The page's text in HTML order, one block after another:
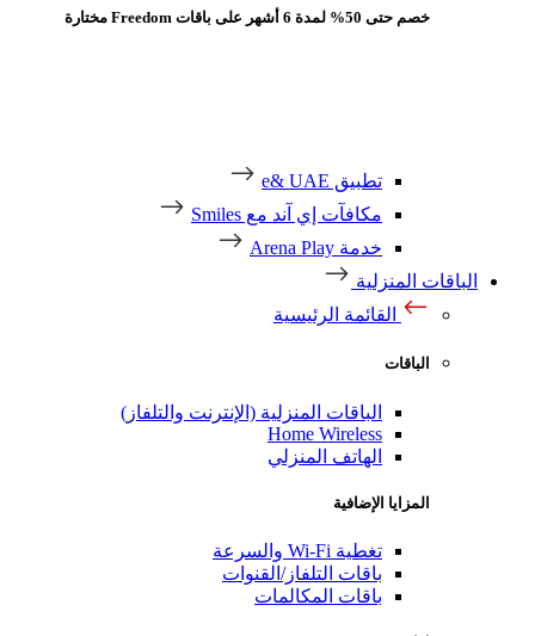
مكافآت إي آند مع Smiles
المنزلية
القائمة الرئيسية
الباقات المنزلية (الإنترنت والتلفاز)
Home Wireless
الهاتف المنزلي
المزايا الإضافية
باقات التلفاز/القنوات
باقات المكالمات